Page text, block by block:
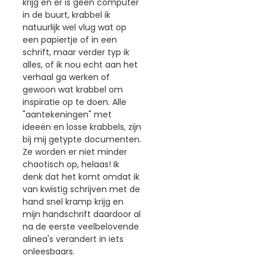
in de buurt, krabbel ik
natuurlijk wel vlug wat op
een papiertje of in een
schrift, maar verder typ ik
alles, of ik nou echt aan het
verhaal ga werken of
gewoon wat krabbel om
inspiratie op te doen. Alle
"aantekeningen" met
ideeën en losse krabbels, zijn
bij mij getypte documenten.
Ze worden er niet minder
chaotisch op, helaas! Ik
denk dat het komt omdat ik
van kwistig schrijven met de
hand snel kramp krijg en
mijn handschrift daardoor al
na de eerste veelbelovende
alinea's verandert in iets
onleesbaars.